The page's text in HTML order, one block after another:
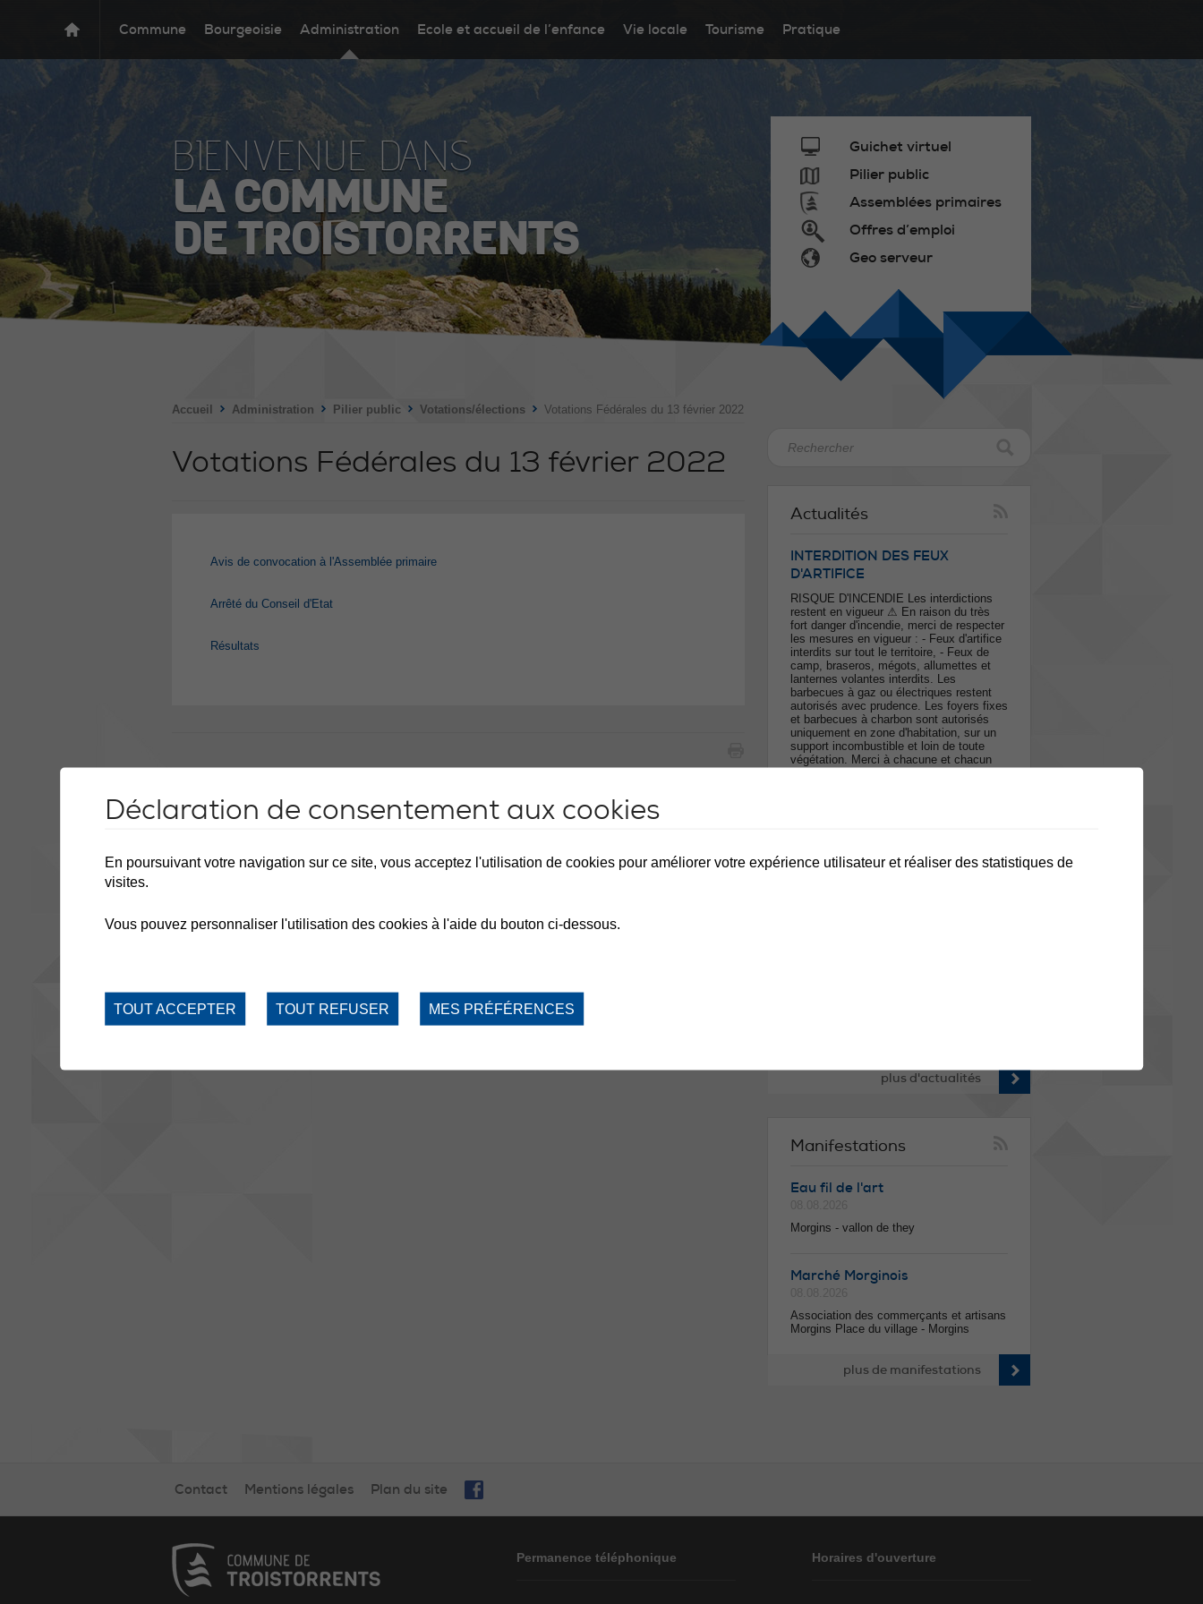
Commune Bourgeoisie Administration Ecole et accueil de l’enfance Vie locale Tourisme Pratique
BIENVENUE DANS
LA COMMUNE
DE TROISTORRENTS
Guichet virtuel
Pilier public
Assemblées primaires
Offres d’emploi
Geo serveur
Accueil > Administration > Pilier public > Votations/élections > Votations Fédérales du 13 février 2022
Votations Fédérales du 13 février 2022
Avis de convocation à l'Assemblée primaire
Arrêté du Conseil d'Etat
Résultats
Actualités
INTERDITION DES FEUX
D'ARTIFICE
RISQUE D'INCENDIE Les interdictions
restent en vigueur ⚠ En raison du très
fort danger d'incendie, merci de respecter
les mesures en vigueur : - Feux d'artifice
interdits sur tout le territoire, - Feux de
camp, braseros, mégots, allumettes et
lanternes volantes interdits. Les
barbecues à gaz ou électriques restent
autorisés avec prudence. Les foyers fixes
et barbecues à charbon sont autorisés
uniquement en zone d'habitation, sur un
support incombustible et loin de toute
végétation. Merci à chacune et chacun
DES TRANSPORTS SCOLAIRES
plus d'actualités
Manifestations
Eau fil de l'art
Morgins - vallon de they
Marché Morginois
Association des commerçants et artisans
Morgins Place du village - Morgins
plus de manifestations
Contact Mentions légales Plan du site
Horaires d'ouverture
Permanence téléphonique
Déclaration de consentement aux cookies
En poursuivant votre navigation sur ce site, vous acceptez l'utilisation de cookies pour améliorer votre expérience utilisateur et réaliser des statistiques de
visites.
Vous pouvez personnaliser l'utilisation des cookies à l'aide du bouton ci-dessous.
TOUT ACCEPTER TOUT REFUSER MES PRÉFÉRENCES